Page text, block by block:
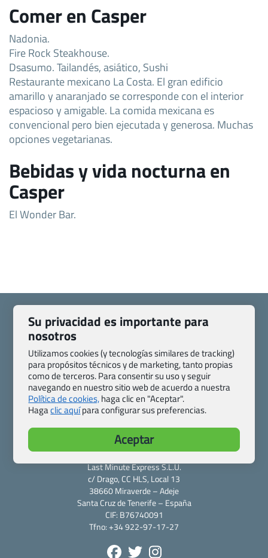
Comer en Casper
Nadonia.
Fire Rock Steakhouse.
Dsasumo. Tailandés, asiático, Sushi
Restaurante mexicano La Costa. El gran edificio
amarillo y anaranjado se corresponde con el interior
espacioso y amigable. La comida mexicana es
convencional pero bien ejecutada y generosa. Muchas
opciones vegetarianas.
Bebidas y vida nocturna en
Casper
El Wonder Bar.
Quienes somos
Contacto
Pasaporte, Visado, Salud y otras disposiciones específicas
Blog de Viajes.com
Registro de agencias
Preguntas frecuentes
Condiciones generales
Política de privacidad y cookies
Transparencia
Todas las páginas – sitemap
Viajes.com
Last Minute Express S.L.U.
c/ Drago, CC HLS, Local 13
38660 Miraverde – Adeje
Santa Cruz de Tenerife – España
CIF: B76740091
Tfno: +34 922-97-17-27
Su privacidad es importante para
nosotros
Utilizamos cookies (y tecnologías similares de tracking)
para propósitos técnicos y de marketing, tanto propias
como de terceros. Para consentir su uso y seguir
navegando en nuestro sitio web de acuerdo a nuestra
Política de cookies,haga clic en "Aceptar".
Hagaclic aquípara configurar sus preferencias.
Aceptar